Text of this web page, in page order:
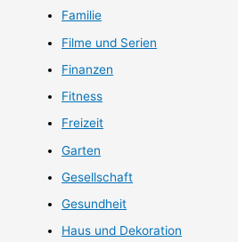
Familie
Filme und Serien
Finanzen
Fitness
Freizeit
Garten
Gesellschaft
Gesundheit
Haus und Dekoration